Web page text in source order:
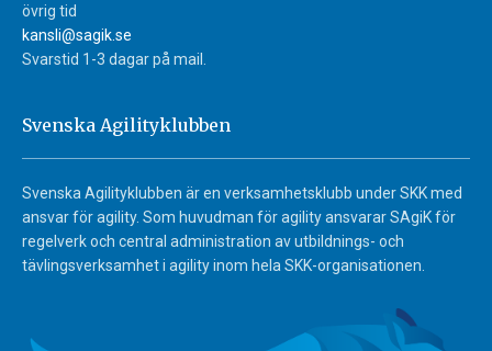
övrig tid
kansli@sagik.se
Svarstid 1-3 dagar på mail.
Svenska Agilityklubben
Svenska Agilityklubben är en verksamhetsklubb under SKK med
ansvar för agility. Som huvudman för agility ansvarar SAgiK för
regelverk och central administration av utbildnings- och
tävlingsverksamhet i agility inom hela SKK-organisationen.